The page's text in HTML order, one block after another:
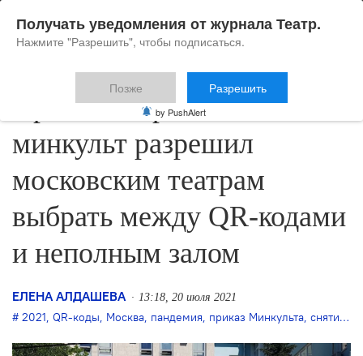
Хроника карантина:
минкульт разрешил
московским театрам
выбрать между QR-кодами
и неполным залом
ЕЛЕНА АЛДАШЕВА 13:18, 20 июля 2021
2021, QR-коды, Москва, пандемия, приказ Минкульта, снятие ограничений
Получать уведомления от журнала Театр.
Нажмите "Разрешить", чтобы подписаться.
Позже Разрешить
by PushAlert